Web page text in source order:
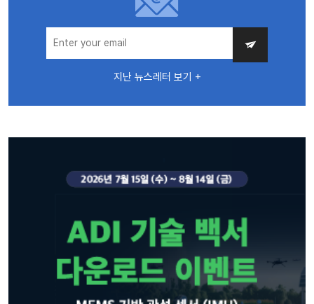
지난 뉴스레터 보기 +